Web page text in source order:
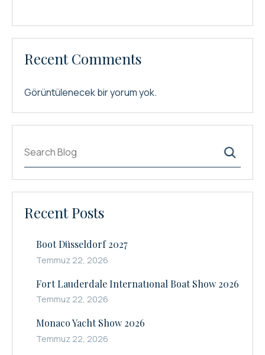
Recent Comments
Görüntülenecek bir yorum yok.
Recent Posts
Boot Düsseldorf 2027
Temmuz 22, 2026
Fort Lauderdale Internatıonal Boat Show 2026
Temmuz 22, 2026
Monaco Yacht Show 2026
Temmuz 22, 2026